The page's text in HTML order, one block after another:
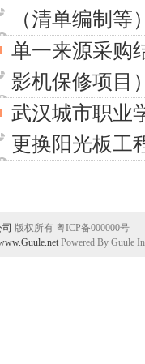
（清单编制
单一来源采购
影机保修项目
武汉城市职业
更换阳光板工
版权所有 粤ICP备000000号
Powered By Guule